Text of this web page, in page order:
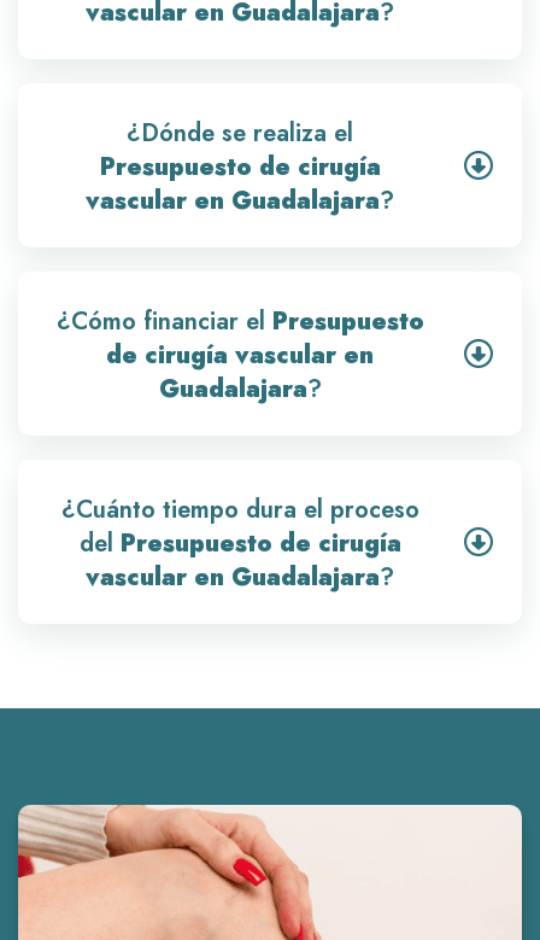
vascular en Guadalajara?
¿Dónde se realiza el
Presupuesto de cirugía
vascular en Guadalajara?
¿Cómo financiar el Presupuesto
de cirugía vascular en
Guadalajara?
¿Cuánto tiempo dura el proceso
del Presupuesto de cirugía
vascular en Guadalajara?